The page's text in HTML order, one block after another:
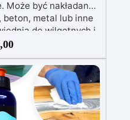
być nakładana
beton, metal lub inne
do wilgotnych i
miejsc: Specjalna
wymagających
Wszechstronne i
Dostępna w
z wykończeniem w
jednej warstwie.
do podłóg, parkingów,